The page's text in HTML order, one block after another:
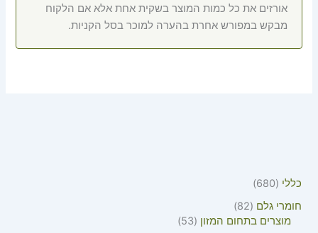
כללי
680
חומרי גלם
82
מוצרים בתחום המזון
53
אורזים את כל כמות המוצר בשקית אחת אלא אם הלקוח
מבקש במפורש אחרת בהערה למוכר בסל הקניות.